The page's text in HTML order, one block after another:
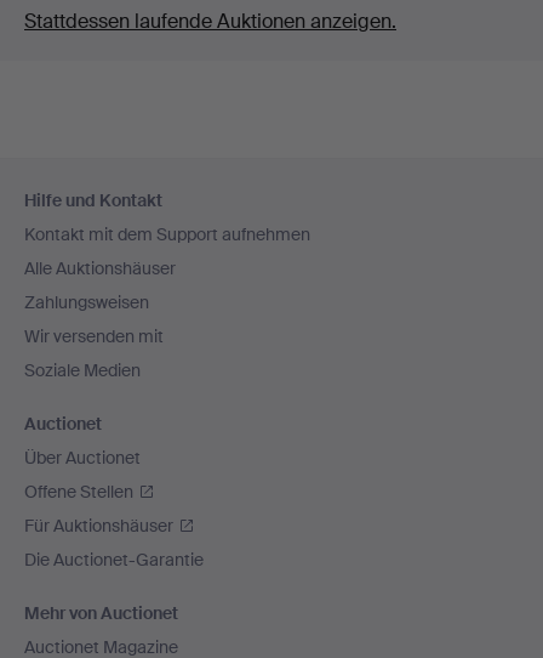
Stattdessen laufende Auktionen anzeigen.
Navigation
Hilfe und Kontakt
Kontakt mit dem Support aufnehmen
Alle Auktionshäuser
Zahlungsweisen
Wir versenden mit
Soziale Medien
Auctionet
Über Auctionet
Offene Stellen
Für Auktionshäuser
Die Auctionet-Garantie
Mehr von Auctionet
Auctionet Magazine